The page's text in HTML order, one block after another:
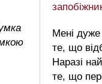
Мені
те, що
Наразі
те, що